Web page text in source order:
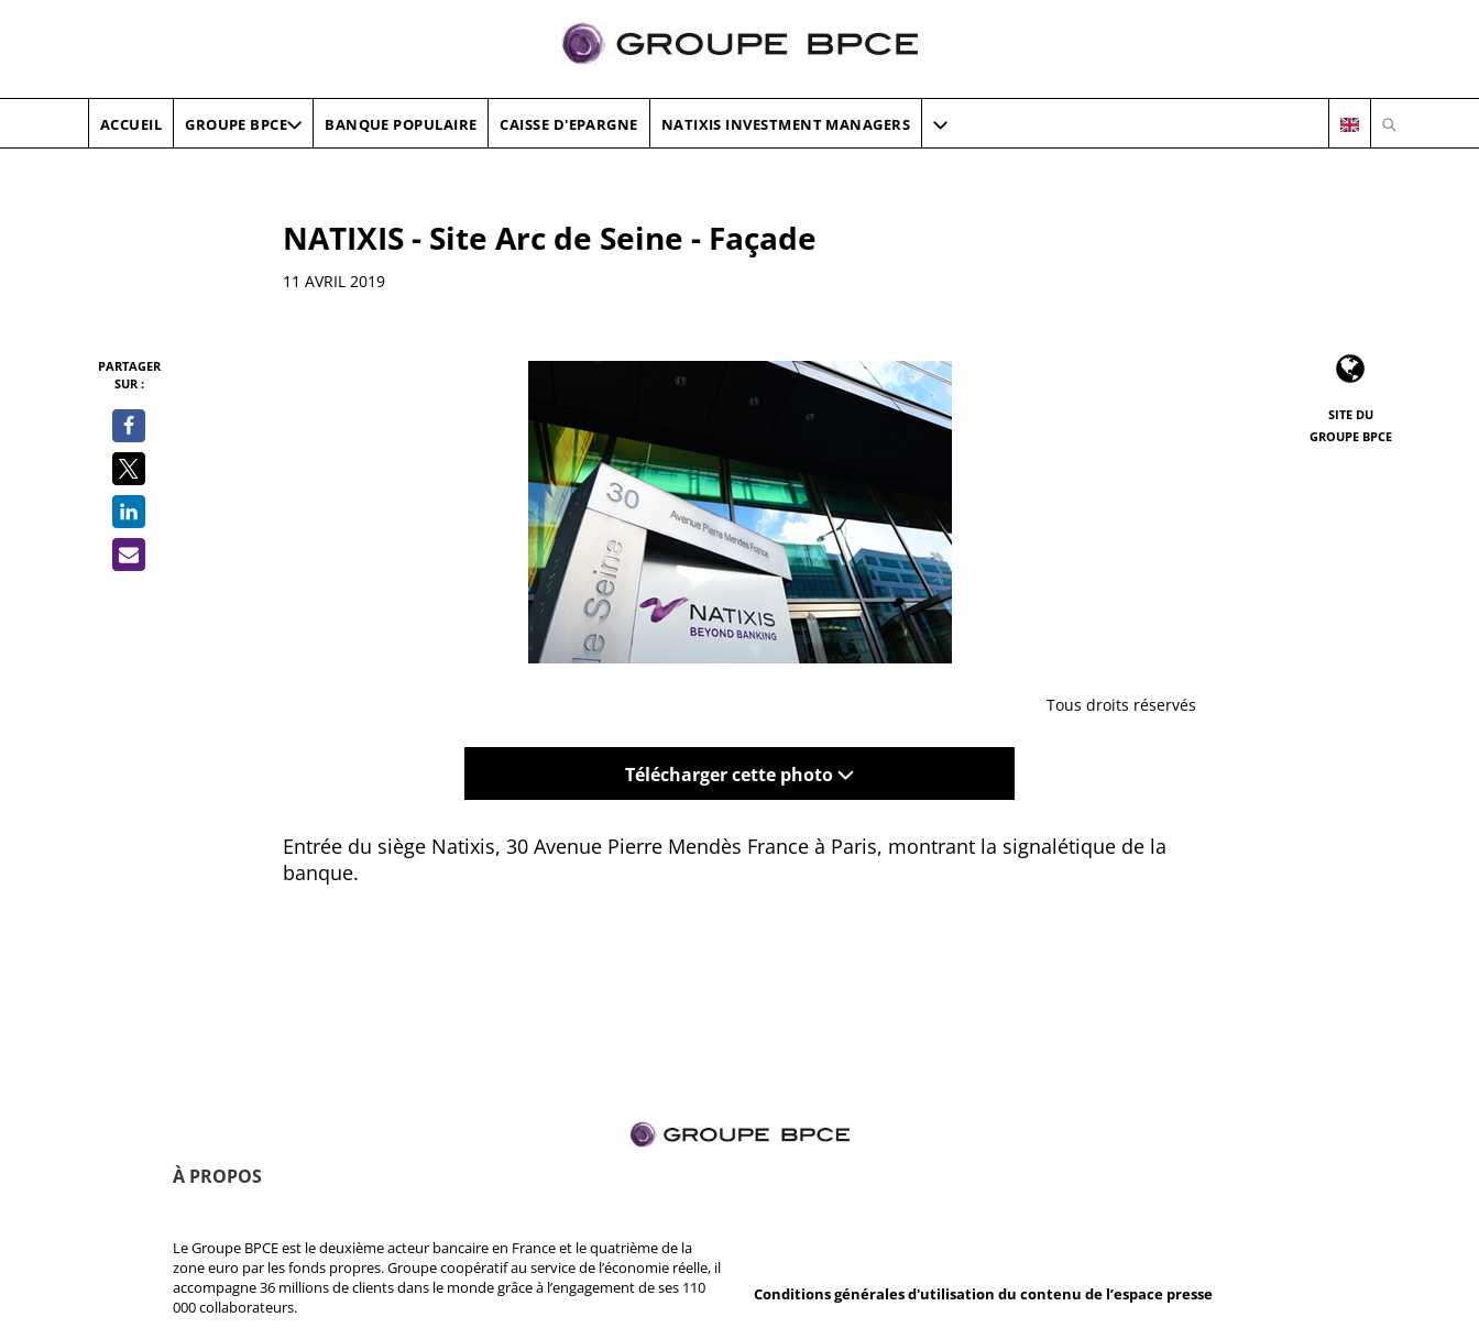
ACCUEIL GROUPE BPCE BANQUE POPULAIRE CAISSE D'EPARGNE NATIXIS INVESTMENT MANAGERS OUVRIR LA
NATIXIS - Site Arc de Seine - Façade
Informations
11 AVRIL 2019
PARTAGER
SUR :
SITE DU
GROUPE BPCE
Tous droits réservés
Télécharger cette photo
Entrée du siège Natixis, 30 Avenue Pierre Mendès France à Paris, montrant la signalétique de la
banque.
À PROPOS
Le Groupe BPCE est le deuxième acteur bancaire en France et le quatrième de la
zone euro par les fonds propres. Groupe coopératif au service de l’économie réelle, il
accompagne 36 millions de clients dans le monde grâce à l’engagement de ses 110
000 collaborateurs.
Conditions générales d'utilisation du contenu de l’espace presse